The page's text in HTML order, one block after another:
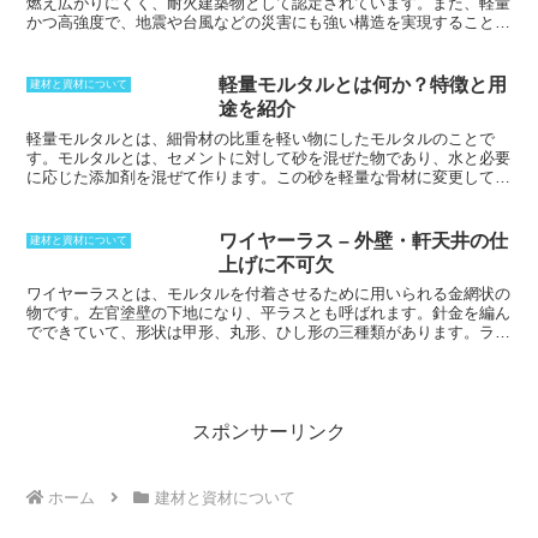
で、脱型後に撤去して仕上げることで、
り、一定距離にしやすいという特徴があ
ります。しかし、特殊な距離の場合に
は、全ネジを使い代用することもありま
す。
かつ高強度で、地震や台風などの災害にも強い構造を実現することが
性に加え、調湿性にも優れています。室内の湿度を一定に保つことが
でき、快適な住環境を実現することができます。さらに、ダイライト
はシロアリに強く、腐食や虫食に強い耐久性を持っています。
建材と資材について
軽量モルタルとは何か？特徴と用
途を紹介
軽量モルタルとは、細骨材の比重を軽い物にしたモルタルのことで
す。モルタルとは、セメントに対して砂を混ぜた物であり、水と必要
に応じた添加剤を混ぜて作ります。この砂を軽量な骨材に変更して作
上げることができることから、壁塗りに使われることもあります。し
かし、防火性という面では問題が出てきます。パーライトは黒曜石な
どを高温加熱し膨張させた物で、軽量で断熱性もあるため、利用され
ることが増えてきました。また、園芸用の土壌改良土に利用されてい
るバーミキュライトは、ケイ素の一種として非常に軽いために、軽量
モルタルの細骨材に使われていることがあります。
建材と資材について
ワイヤーラス – 外壁・軒天井の仕
上げに不可欠
ワイヤーラスとは、モルタルを付着させるために用いられる金網状の
物です。左官塗壁の下地になり、平ラスとも呼ばれます。針金を編ん
でできていて、形状は甲形、丸形、ひし形の三種類があります。ラス
すいという特徴があります。雨水を大量に浴びる外壁に用いられる際
には、ラスの下にアスファルト・フェルトなどの防水紙を張ります。
を押し込んで団子状にします。
スポンサーリンク
ホーム 建材と資材について